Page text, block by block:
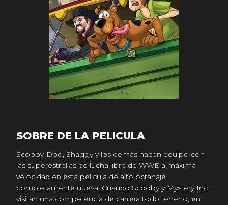
SOBRE DE LA PELICULA
Scooby-Doo, Shaggy y los demás hacen equipo con
las superestrellas de lucha libre de WWE a máxima
velocidad en esta película de alto octanaje
completamente nueva. Cuando Scooby y Mystery Inc.
visitan una competencia de carrera todo terreno, en